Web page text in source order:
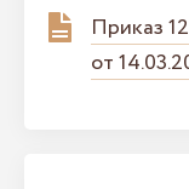
Приказ
от